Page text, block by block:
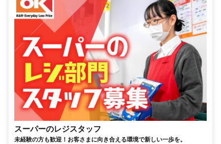
スーパーのレジスタッフ
未経験の方も歓迎！お客さまに向き合える環境で新しい一歩を。